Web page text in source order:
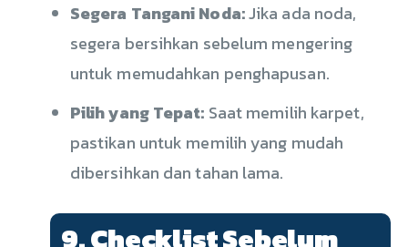
Segera Tangani Noda:Jika ada noda,
segera bersihkan sebelum mengering
untuk memudahkan penghapusan.
Pilih yang Tepat: Saat memilih karpet,
pastikan untuk memilih yang mudah
dibersihkan dan tahan lama.